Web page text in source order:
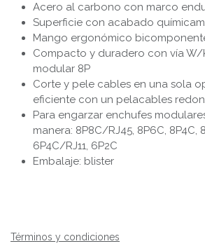
Acero al carbono con marco
Superficie con acabado
Mango ergonómico
Compacto y duradero con vía W/
modular 8P
Corte y pele cables en una sola
eficiente con un pelacables
Para engarzar enchufes
manera: 8P8C/RJ45, 8P6C, 8P4C,
6P4C/RJ11, 6P2C
Embalaje: blister
Términos y condiciones